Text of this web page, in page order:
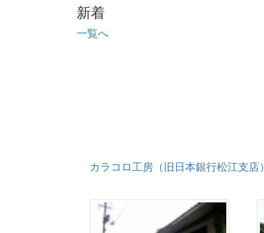
新着
一覧へ
カラコロ工房（旧日本銀行松江支店